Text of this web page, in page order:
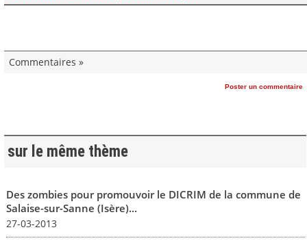
Commentaires »
Poster un commentaire
sur le même thème
Des zombies pour promouvoir le DICRIM de la commune de
Salaise-sur-Sanne (Isère)...
27-03-2013